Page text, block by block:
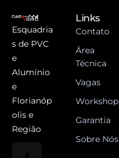
Esquadria
s de PVC
e
Alumínio
e
Florianóp
olis e
Região
Links
Contato
Área
Técnica
Vagas
Workshop
Garantia
Sobre Nós